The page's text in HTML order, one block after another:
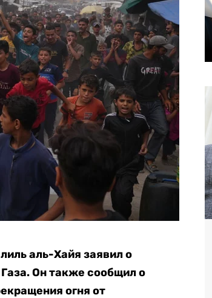
аль-Хайя заявил о
Он также сообщил о
огня от